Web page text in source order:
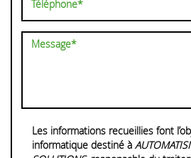
Les informations recueillies font
informatique destiné à